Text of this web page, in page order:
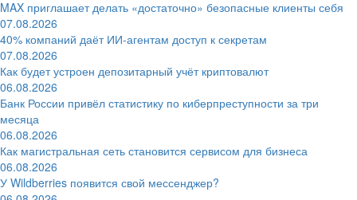
MAX приглашает делать «достаточно» безопасные клиенты себя
07.08.2026
40% компаний даёт ИИ‑агентам доступ к секретам
07.08.2026
Как будет устроен депозитарный учёт криптовалют
06.08.2026
Банк России привёл статистику по киберпреступности за три
месяца
06.08.2026
Как магистральная сеть становится сервисом для бизнеса
06.08.2026
У Wildberries появится свой мессенджер?